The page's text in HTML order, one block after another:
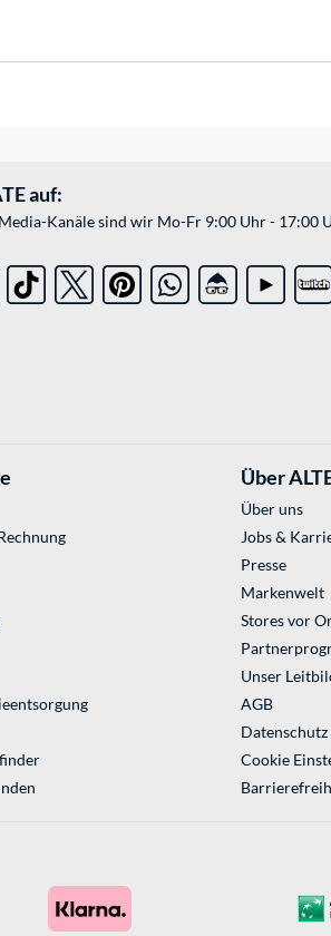
auf:
Kanäle sind wir Mo-Fr 9:00 Uhr - 17:00
Über
Über uns
Jobs &
Presse
Markenwelt
Stores vor
Unser
AGB
Datenschutz
Cookie